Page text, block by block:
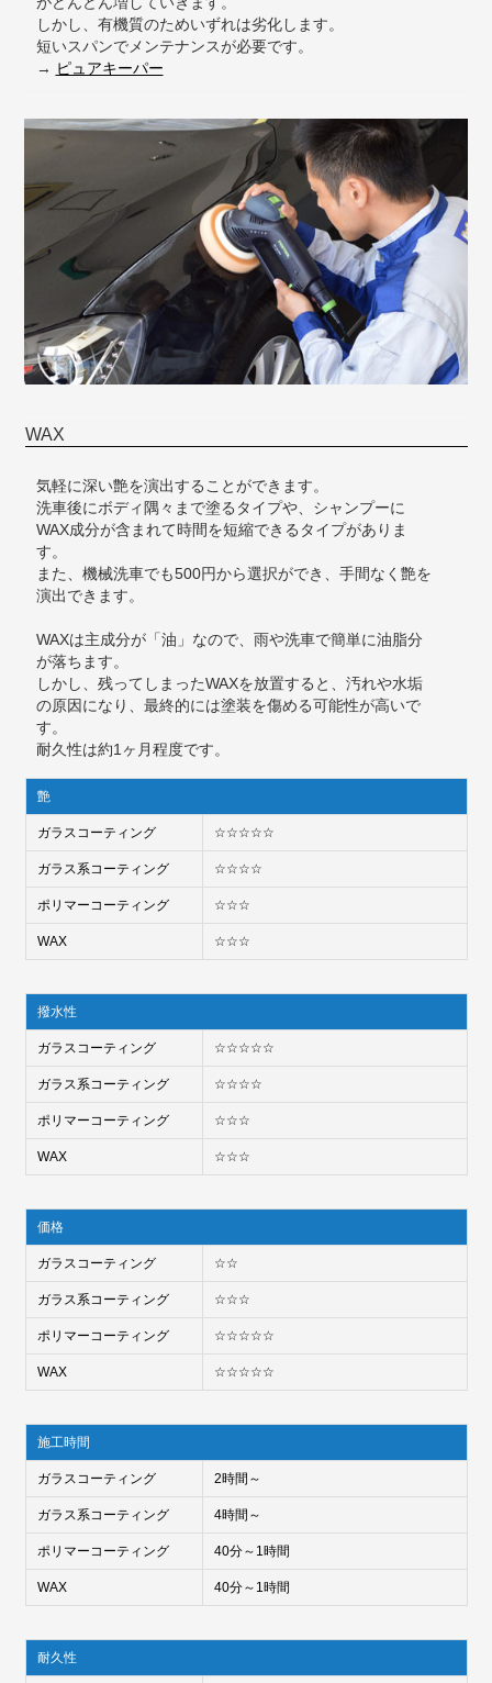
しかし、有機質のためいずれは劣化します。
短いスパンでメンテナンスが必要です。
→ ピュアキーパー
WAX
気軽に深い艶を演出することができます。
洗車後にボディ隅々まで塗るタイプや、シャンプーに
WAX成分が含まれて時間を短縮できるタイプがありま
す。
また、機械洗車でも500円から選択ができ、手間なく艶を
演出できます。
WAXは主成分が「油」なので、雨や洗車で簡単に油脂分
が落ちます。
しかし、残ってしまったWAXを放置すると、汚れや水垢
の原因になり、最終的には塗装を傷める可能性が高いで
す。
耐久性は約1ヶ月程度です。
艶
ガラスコーティング ☆☆☆☆☆
ガラス系コーティング ☆☆☆☆
ポリマーコーティング ☆☆☆
WAX ☆☆☆
撥水性
ガラスコーティング ☆☆☆☆☆
ガラス系コーティング ☆☆☆☆
ポリマーコーティング ☆☆☆
WAX ☆☆☆
価格
ガラスコーティング ☆☆
ガラス系コーティング ☆☆☆
ポリマーコーティング ☆☆☆☆☆
WAX ☆☆☆☆☆
施工時間
ガラスコーティング 2時間～
ガラス系コーティング 4時間～
ポリマーコーティング 40分～1時間
WAX 40分～1時間
耐久性